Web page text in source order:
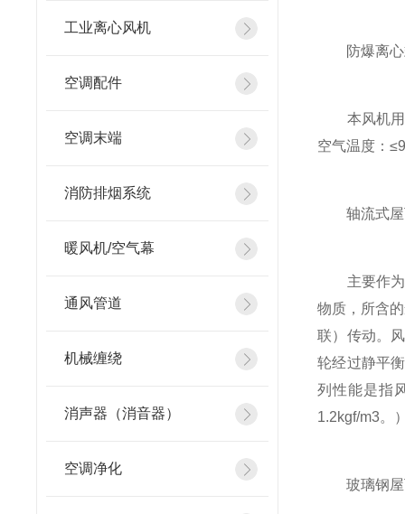
工业离心风机
空调配件
空调末端
消防排烟系统
暖风机/空气幕
通风管道
机械缠绕
消声器（消音器）
空调净化
防爆离心
本风机用于
空气温度：
轴流式屋
主要作为石
物质，所含
联）传动。
轮经过静平
列性能是指
1.2kgf/m3。
玻璃钢屋